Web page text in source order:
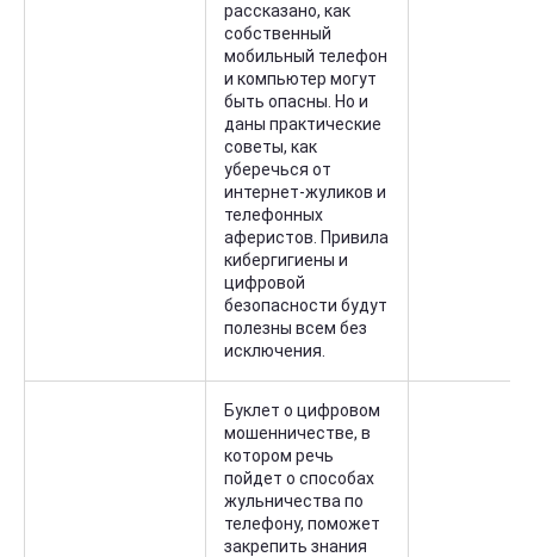
рассказано, как
собственный
мобильный телефон
и компьютер могут
быть опасны. Но и
даны практические
советы, как
уберечься от
интернет-жуликов и
телефонных
аферистов. Привила
кибергигиены и
цифровой
безопасности будут
полезны всем без
исключения.
Буклет о цифровом
мошенничестве, в
котором речь
пойдет о способах
жульничества по
телефону, поможет
закрепить знания